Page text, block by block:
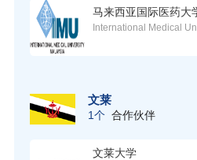
马来西亚国际医药大
International Medical
文莱
1个 合作伙伴
文莱大学